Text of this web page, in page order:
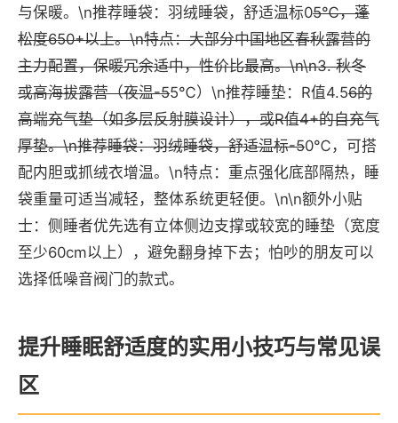
与保暖。\n推荐睡袋：羽绒睡袋，舒适温标05℃，蓬
松度650+以上。\n特点：大部分中国地区春秋露营的
主力配置，保暖冗余适中，性价比最高。\n\n3. 秋冬
或高海拔露营（夜温-55℃）\n推荐睡垫：R值4.56的
高端充气垫（如多层反射膜设计），或R值4+的自充气
厚垫。\n推荐睡袋：羽绒睡袋，舒适温标-50℃，可搭
配内胆或抓绒衣增温。\n特点：重点强化底部隔热，睡
袋重量可适当减轻，整体系统更轻便。\n\n额外小贴
士：侧睡者优先选有立体侧边支撑或较宽的睡垫（宽度
至少60cm以上），避免翻身掉下去；怕吵的朋友可以
选择低噪音阀门的款式。
提升睡眠舒适度的实用小技巧与常见误
区